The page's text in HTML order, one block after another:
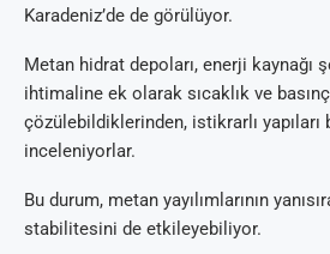
Karadeniz’de de görülüyor.
Metan hidrat depoları, enerji kaynağı
ihtimaline ek olarak sıcaklık ve
çözülebildiklerinden, istikrarlı yapıları
inceleniyorlar.
Bu durum, metan yayılımlarının
stabilitesini de etkileyebiliyor.